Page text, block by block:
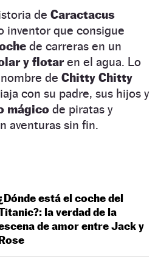
de Caractacus
inventor que consigue
de carreras en un
y flotaren el agua. Lo
de Chitty Chitty
con su padre, sus hijos y
mágico de piratas y
aventuras sin fin.
está el coche del
la verdad de la
de amor entre Jack y